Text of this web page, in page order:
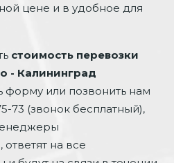
цене и в удобное для
стоимость перевозки
- Калининград
форму или позвонить нам
73 (звонок бесплатный),
на все